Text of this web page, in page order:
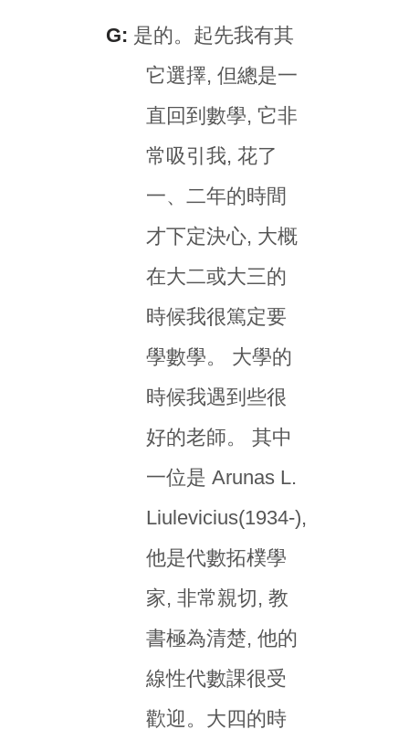
G: 是的。起先我有其
它選擇, 但總是一
直回到數學, 它非
常吸引我, 花了
一、二年的時間
才下定決心, 大概
在大二或大三的
時候我很篤定要
學數學。 大學的
時候我遇到些很
好的老師。 其中
一位是 Arunas L.
Liulevicius(1934-),
他是代數拓樸學
家, 非常親切, 教
書極為清楚, 他的
線性代數課很受
歡迎。大四的時